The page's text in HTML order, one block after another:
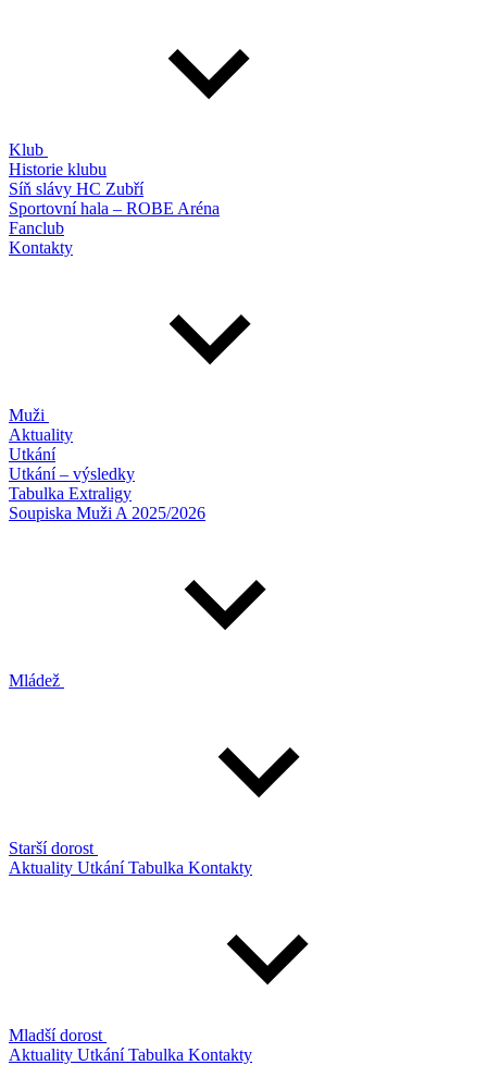
Klub
Historie klubu
Síň slávy HC Zubří
Sportovní hala – ROBE Aréna
Fanclub
Kontakty
Muži
Aktuality
Utkání
Utkání – výsledky
Tabulka Extraligy
Soupiska Muži A 2025/2026
Mládež
Starší dorost
Aktuality UtkáníTabulka Kontakty
Mladší dorost
Aktuality UtkáníTabulka Kontakty